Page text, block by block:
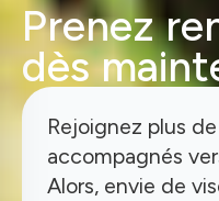
Prenez
dès
Rejoignez plus
accompagnés
Alors, envie de